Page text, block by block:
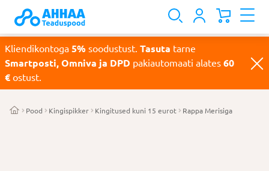
Kliendikontoga 5% soodustust. Tasuta tarne
Smartposti, Omniva ja DPD pakiautomaati alates 60
€ ostust.
Pood Kingispikker Kingitused kuni 15 eurot Rappa Merisiga